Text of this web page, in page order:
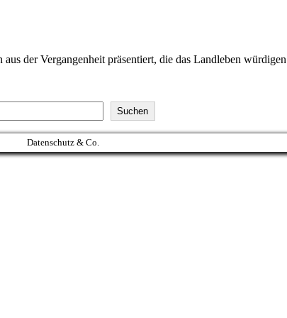
der Vergangenheit präsentiert, die das Landleben
Suchen
Datenschutz & Co.